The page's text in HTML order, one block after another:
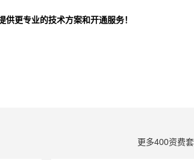
供更专业的技术方案和开通服务！
更多400资费